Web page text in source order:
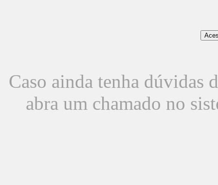
Caso ainda tenha dúvidas
abra um chamado no